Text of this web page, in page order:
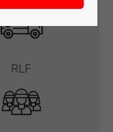
RLF